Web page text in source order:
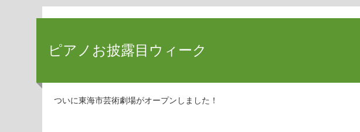
ピアノお披露目ウィーク
ついに東海市芸術劇場がオープンしました！